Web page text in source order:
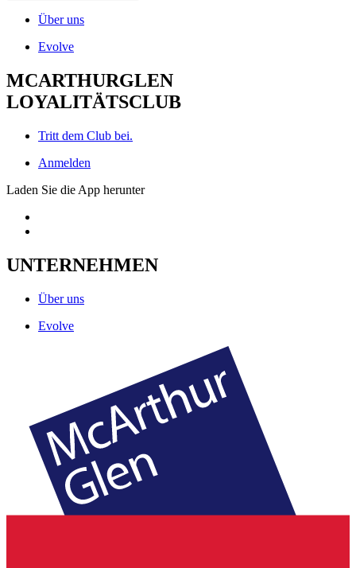
Über uns
Evolve
MCARTHURGLEN
LOYALITÄTSCLUB
Tritt dem Club bei.
Anmelden
Laden Sie die App herunter
UNTERNEHMEN
Über uns
Evolve